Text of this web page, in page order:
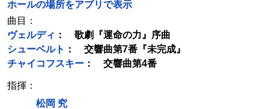
ホールの場所をアプリで表示
曲目：
ヴェルディ ： 歌劇『運命の力』序曲
シューベルト ： 交響曲第7番『未完成』
チャイコフスキー ： 交響曲第4番
指揮：
松岡 究